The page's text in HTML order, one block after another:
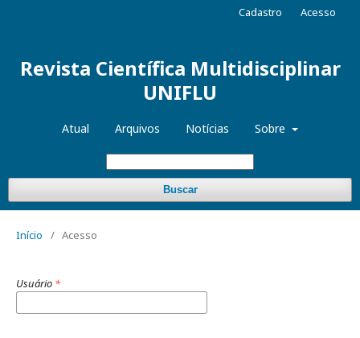
Revista Científica Multidisciplinar
UNIFLU
Atual Arquivos Notícias Sobre
Buscar
Cadastro Acesso
Início / Acesso
Usuário *